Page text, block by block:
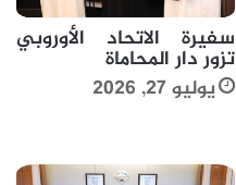
سفيرة الاتحاد الأوروبي
تزور دار المحاماة
يوليو 27, 2026